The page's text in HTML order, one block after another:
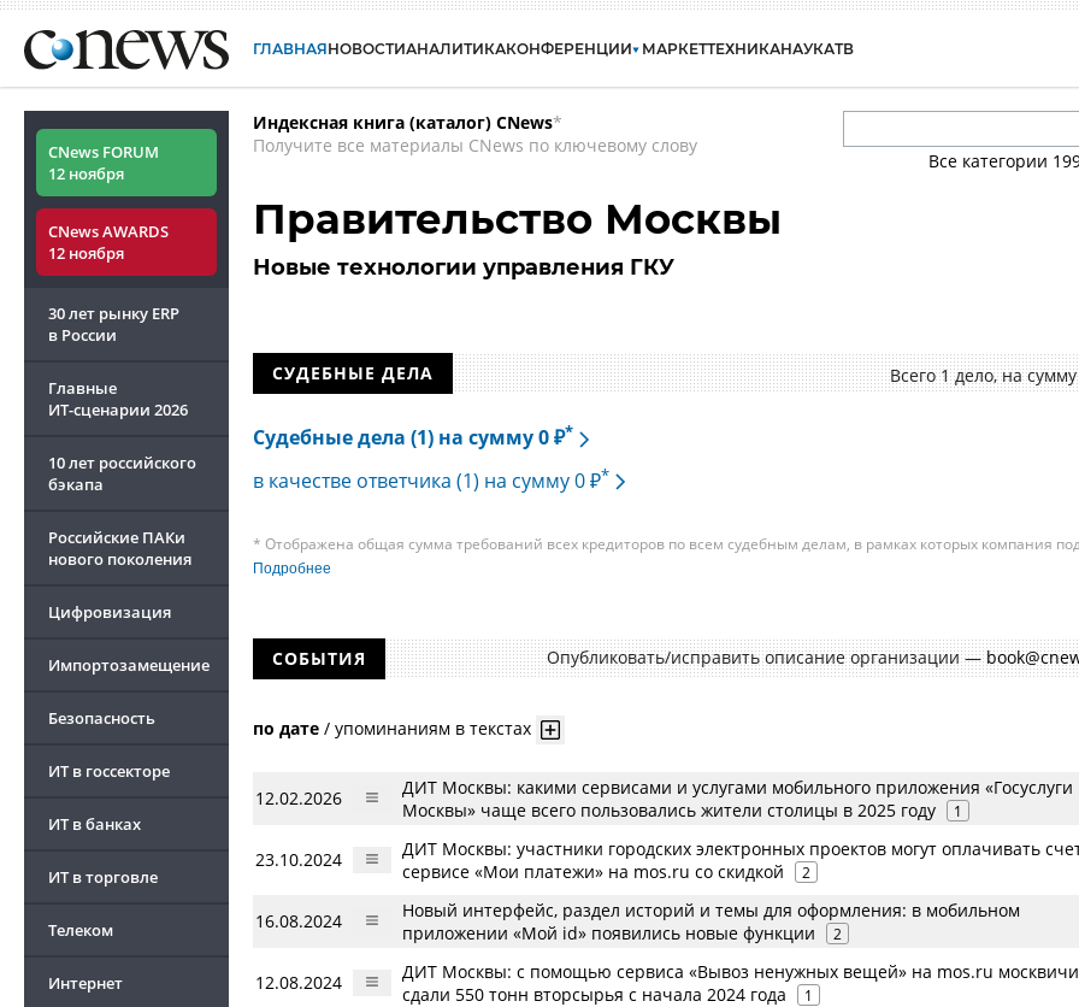
ГЛАВНАЯНОВОСТИАНАЛИТИКАКОНФЕРЕНЦИИ МАРКЕТТЕХНИКАНАУКАТВ
CNews FORUM
12 ноября
CNews AWARDS
12 ноября
30 лет рынку ERP
в России
Главные
ИТ-сценарии 2026
10 лет российского
бэкапа
Российские ПАКи
нового поколения
Цифровизация
Импортозамещение
Безопасность
ИТ в госсекторе
ИТ в банках
ИТ в торговле
Телеком
Интернет
Индексная книга (каталог) CNews*
Получите все материалы CNews по ключевому слову
Все категории
Правительство Москвы
Новые технологии управления ГКУ
СУДЕБНЫЕ ДЕЛА Всего 1 дело, на
Судебные дела (1) на сумму 0 ₽*
в качестве ответчика (1) на сумму 0 ₽*
* Отображена общая сумма требований всех кредиторов по всем судебным делам, в рамках которых компания
требования к своим должникам — организациям. При этом, общая сумма требований всех кредиторов по делу
Подробнее
СОБЫТИЯ Опубликовать/исправить описание организации —
по дате / упоминаниям в текстах
12.02.2026
ДИТ Москвы: какими сервисами и услугами мобильного приложения «Госуслуги
Москвы» чаще всего пользовались жители столицы в 2025 году
1
23.10.2024
ДИТ Москвы: участники городских электронных проектов могут оплачивать
сервисе «Мои платежи» на mos.ru со скидкой
2
16.08.2024
Новый интерфейс, раздел историй и темы для оформления: в мобильном
приложении «Мой id» появились новые функции
2
12.08.2024
ДИТ Москвы: с помощью сервиса «Вывоз ненужных вещей» на mos.ru москвичи
сдали 550 тонн вторсырья с начала 2024 года
1